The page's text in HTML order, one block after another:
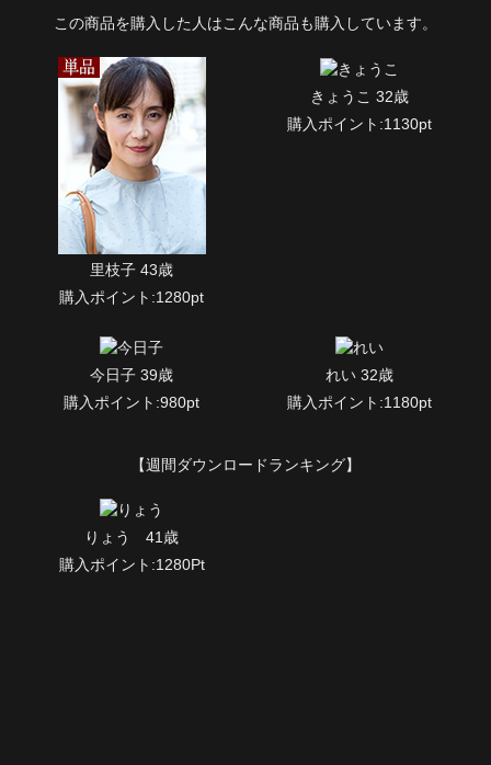
この商品を購入した人はこんな商品も購入しています。
里枝子 43歳
購入ポイント:1280pt
きょうこ 32歳
購入ポイント:1130pt
今日子 39歳
購入ポイント:980pt
れい 32歳
購入ポイント:1180pt
【週間ダウンロードランキング】
りょう 41歳
購入ポイント:1280Pt